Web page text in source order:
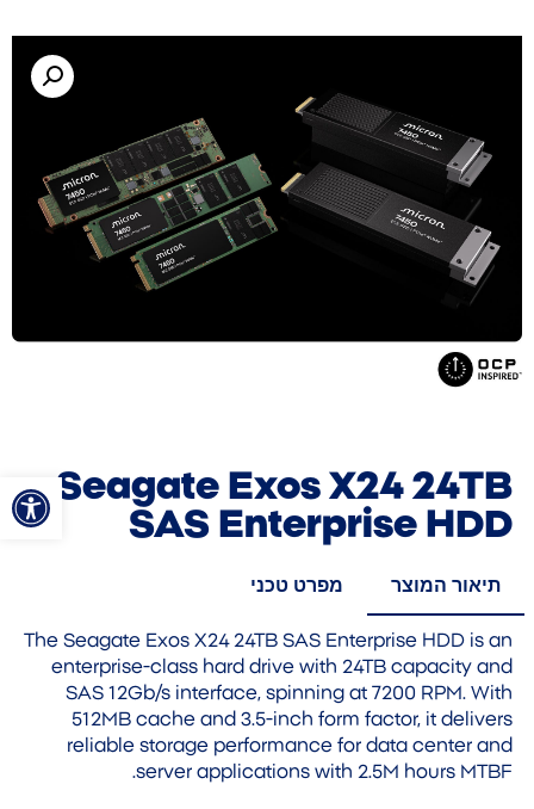
פתח Seagate Exos X24 24TB
SAS Enterprise HDD
תיאור המוצר מפרט טכני
The Seagate Exos X24 24TB SAS Enterprise HDD is an
enterprise-class hard drive with 24TB capacity and
SAS 12Gb/s interface, spinning at 7200 RPM. With
512MB cache and 3.5-inch form factor, it delivers
reliable storage performance for data center and
server applications with 2.5M hours MTBF.